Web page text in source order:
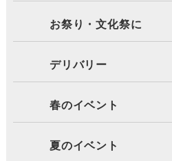
お祭り・文化祭に
デリバリー
春のイベント
夏のイベント